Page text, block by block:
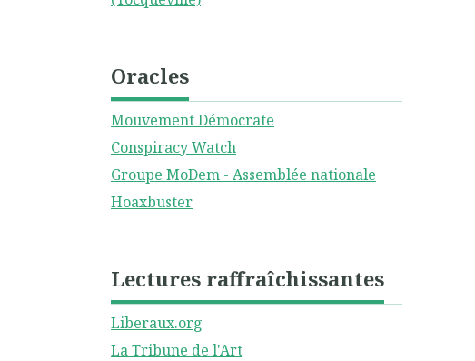
Oracles
Mouvement Démocrate
Conspiracy Watch
Groupe MoDem - Assemblée nationale
Hoaxbuster
Lectures raffraîchissantes
Liberaux.org
La Tribune de l'Art